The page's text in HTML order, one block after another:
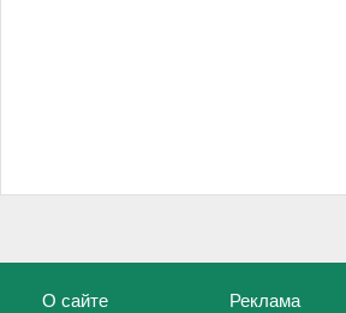
О сайте Реклама